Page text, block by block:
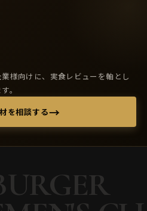
様向けに、実食レビューを軸とし
。
を相談する→